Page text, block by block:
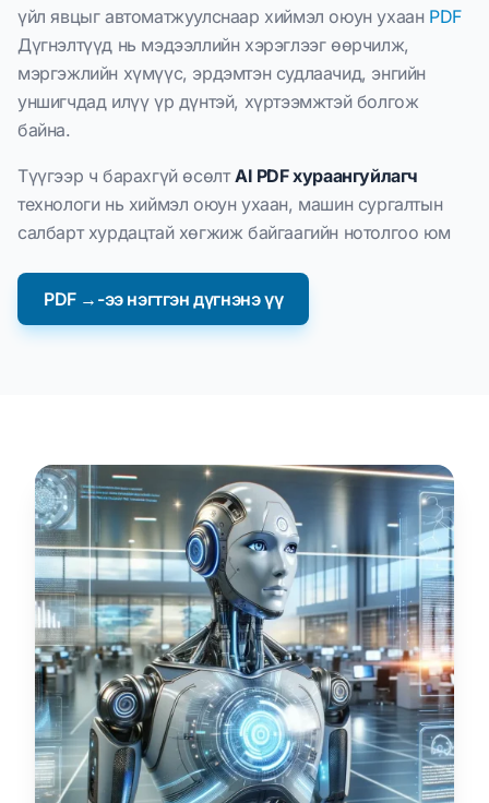
үйл явцыг автоматжуулснаар хиймэл оюун ухаан PDF
Дүгнэлтүүд нь мэдээллийн хэрэглээг өөрчилж,
мэргэжлийн хүмүүс, эрдэмтэн судлаачид, энгийн
уншигчдад илүү үр дүнтэй, хүртээмжтэй болгож
байна.
Түүгээр ч барахгүй өсөлтAI PDF хураангуйлагч
технологи нь хиймэл оюун ухаан, машин сургалтын
салбарт хурдацтай хөгжиж байгаагийн нотолгоо юм
PDF →-ээ нэгтгэн дүгнэнэ үү